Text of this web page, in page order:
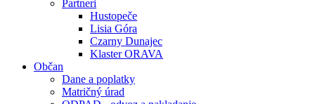
Partneri
Hustopeče
Lisia Góra
Czarny Dunajec
Klaster ORAVA
Občan
Dane a poplatky
Matričný úrad